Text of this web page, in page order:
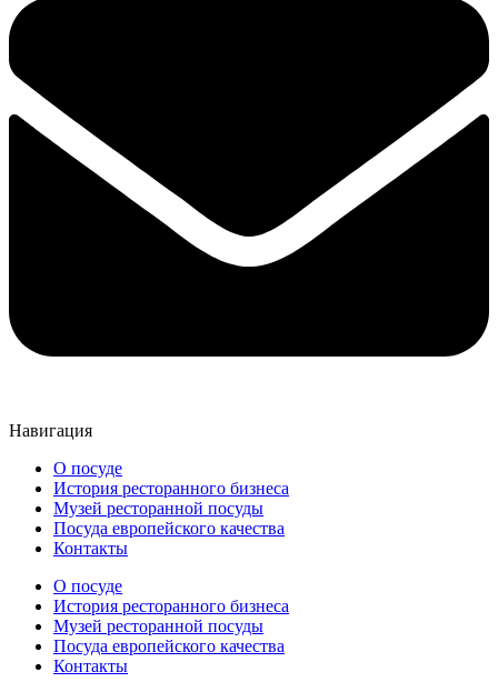
Навигация
О посуде
История ресторанного бизнеса
Музей ресторанной посуды
Посуда европейского качества
Контакты
О посуде
История ресторанного бизнеса
Музей ресторанной посуды
Посуда европейского качества
Контакты